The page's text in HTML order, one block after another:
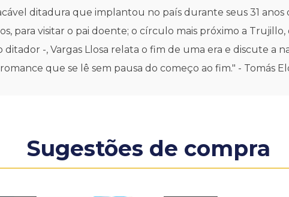
ditadura que implantou no país durante seus 31
para visitar o pai doente; o círculo mais próximo a
-, Vargas Llosa relata o fim de uma era e discute a
que se lê sem pausa do começo ao fim." - Tomás
Sugestões de compra